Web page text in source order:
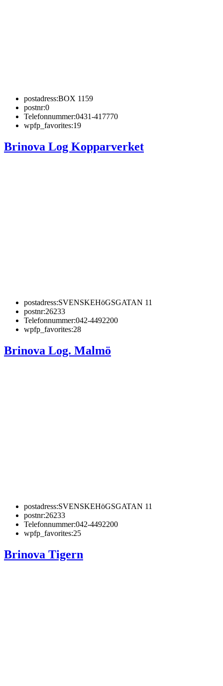
postadress:BOX 1159
postnr:0
Telefonnummer:0431-417770
wpfp_favorites:19
Brinova Log Kopparverket
postadress:SVENSKEHöGSGATAN 11
postnr:26233
Telefonnummer:042-4492200
wpfp_favorites:28
Brinova Log. Malmö
postadress:SVENSKEHöGSGATAN 11
postnr:26233
Telefonnummer:042-4492200
wpfp_favorites:25
Brinova Tigern